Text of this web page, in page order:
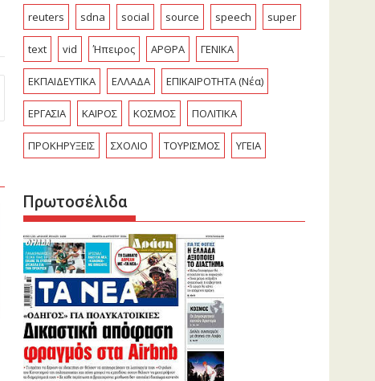
reuters sdna social source speech super
text vid Ήπειρος ΑΡΘΡΑ ΓΕΝΙΚΑ
ΕΚΠΑΙΔΕΥΤΙΚΑ ΕΛΛΑΔΑ ΕΠΙΚΑΙΡΟΤΗΤΑ (Νέα)
ΕΡΓΑΣΙΑ ΚΑΙΡΟΣ ΚΟΣΜΟΣ ΠΟΛΙΤΙΚΑ
ΠΡΟΚΗΡΥΞΕΙΣ ΣΧΟΛΙΟ ΤΟΥΡΙΣΜΟΣ ΥΓΕΙΑ
Πρωτοσέλιδα